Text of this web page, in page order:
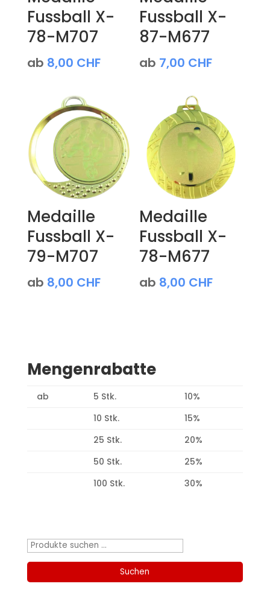
Fussball X-
78-M707
ab 8,00 CHF
Fussball X-
87-M677
ab 7,00 CHF
Medaille
Fussball X-
79-M707
ab 8,00 CHF
Medaille
Fussball X-
78-M677
ab 8,00 CHF
Mengenrabatte
ab 5 Stk.
10%
10 Stk.
15%
25 Stk.
20%
50 Stk.
25%
100 Stk.
30%
Suchen
Suchen